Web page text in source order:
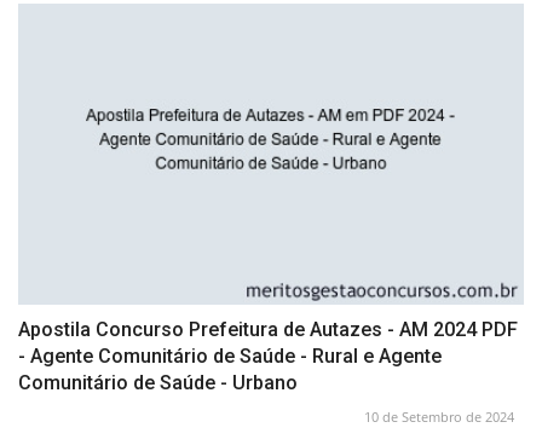
Apostila Concurso Prefeitura de Autazes - AM 2024 PDF
- Agente Comunitário de Saúde - Rural e Agente
Comunitário de Saúde - Urbano
10 de Setembro de 2024